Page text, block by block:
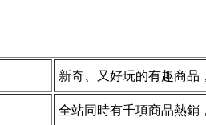
新奇、又好玩的有趣商品
全站同時有千項商品熱銷